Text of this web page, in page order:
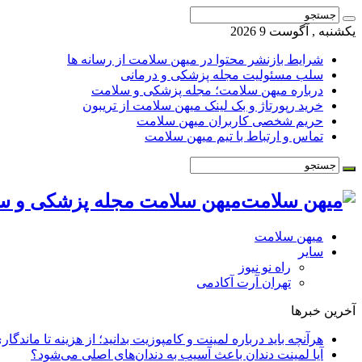
یکشنبه , آگوست 9 2026
شرایط بازنشر محتوا در میهن سلامت از رسانه ها
سلب مسئولیت مجله پزشکی و درمانی
درباره میهن سلامت؛ مجله پزشکی و سلامت
خرید رپورتاژ و بک لینک میهن سلامت از تریبون
حریم شخصی کاربران میهن سلامت
تماس و ارتباط با تیم میهن سلامت
میهن سلامت مجله پزشکی و
میهن سلامت
سایر
راه نو نیوز
تهران آرت آکادمی
آخرین خبرها
هرآنچه باید درباره لمینت و کامپوزیت بدانید؛ از هزینه تا
آیا لمینت دندان باعث آسیب به دندان‌های اصلی می‌شود؟